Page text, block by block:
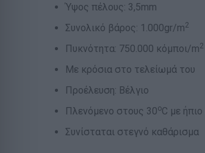
Ύψος πέλους: 3,5mm
Συνολικό βάρος: 1.000gr/m2
Πυκνότητα: 750.000 κόμποι/m2
Με κρόσια στο τελείωμά του
Προέλευση: Βέλγιο
Πλενόμενο στους 30οC με
Συνίσταται στεγνό καθάρισμα